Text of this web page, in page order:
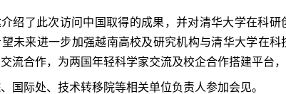
绍了此次访问中国取得的成果，并对清华大学在科
未来进一步加强越南高校及研究机构与清华大学在
流合作，为两国年轻科学家交流及校企合作搭建平台
国际处、技术转移院等相关单位负责人参加会见。